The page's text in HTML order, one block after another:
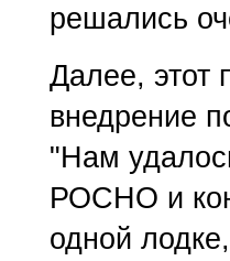
решались
Далее, этот
внедрение
"Нам
РОСНО и
одной